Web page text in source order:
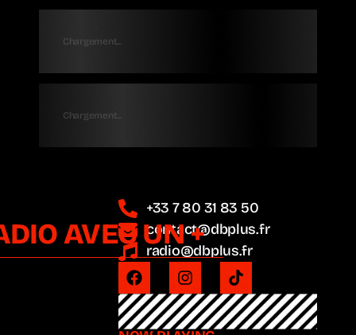
Chargement...
Chargement...
AVEC UN +
+33 7 80 31 83 50
contact@dbplus.fr
radio@dbplus.fr